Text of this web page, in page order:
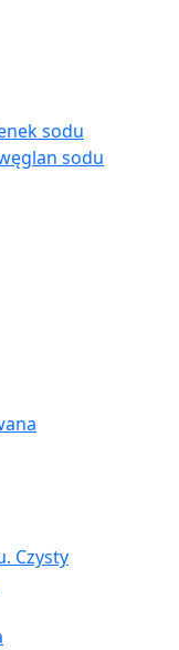
sodu
sodu
Czysty